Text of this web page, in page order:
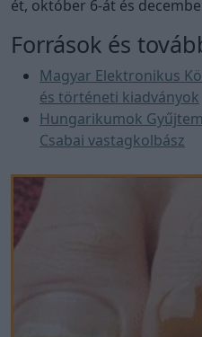
ét, október 6-át és
Források és
Magyar Elektronikus
és történeti kiadványok
Hungarikumok
Csabai vastagkolbász